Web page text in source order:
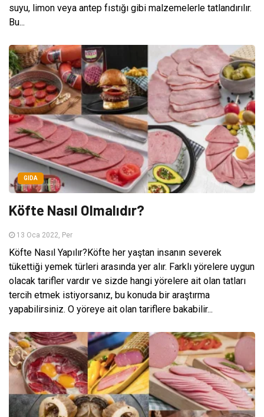
suyu, limon veya antep fıstığı gibi malzemelerle tatlandırılır.
Bu...
GIDA
Köfte Nasıl Olmalıdır?
13 Oca 2022, Per
Köfte Nasıl Yapılır?Köfte her yaştan insanın severek
tükettiği yemek türleri arasında yer alır. Farklı yörelere uygun
olacak tarifler vardır ve sizde hangi yörelere ait olan tatları
tercih etmek istiyorsanız, bu konuda bir araştırma
yapabilirsiniz. O yöreye ait olan tariflere bakabilir...